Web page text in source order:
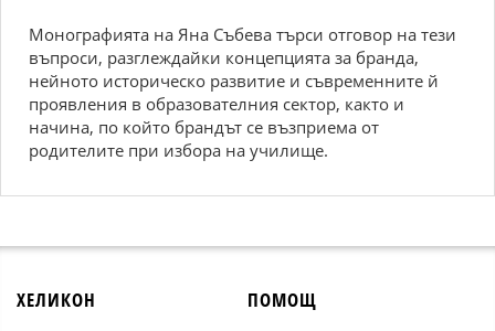
Монографията на Яна Събева търси отговор на тези
въпроси, разглеждайки концепцията за бранда,
нейното историческо развитие и съвременните й
проявления в образователния сектор, както и
начина, по който брандът се възприема от
родителите при избора на училище.
ХЕЛИКОН ПОМОЩ